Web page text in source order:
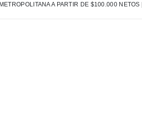
A PARTIR DE $100.000 NETOS |